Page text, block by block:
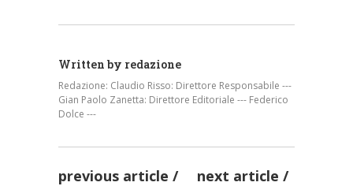
Written by redazione
Redazione: Claudio Risso: Direttore Responsabile ---
Gian Paolo Zanetta: Direttore Editoriale --- Federico
Dolce ---
previous article next article